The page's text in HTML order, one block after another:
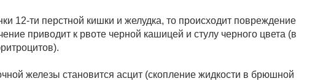
12-ти перстной кишки и желудка, то происходит повреждение
приводит к рвоте черной кашицей и стулу черного цвета (в
железы становится асцит (скопление жидкости в брюшной